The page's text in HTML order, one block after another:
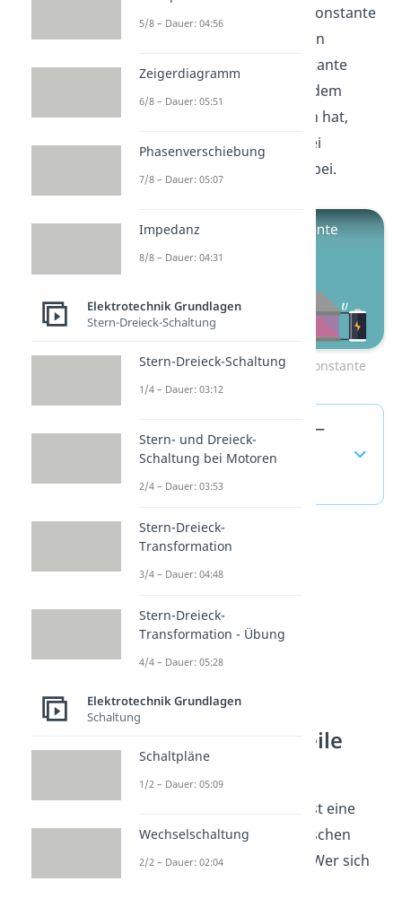
kommt die Dielektrizitätskonstante
ins Spiel. Wenn du wissen
möchtest, was diese Konstante
genau ist und was sie mit dem
Plattenkondensator zu tun hat,
dann schaue unbedingt bei
unserem Beitrag dazu vorbei.
Zum Video: Dielektrizitätskonstante
Elektrische Kapazität —
häufigste Fragen
(ausklappen)
Elektrische Bauteile
verstehen
Die elektrische Kapazität ist eine
wichtige Größe bei elektrischen
Bauteilen in Schaltungen. Wer sich
5/8 – Dauer: 04:56
Zeigerdiagramm
6/8 – Dauer: 05:51
Phasenverschiebung
7/8 – Dauer: 05:07
Impedanz
8/8 – Dauer: 04:31
Elektrotechnik Grundlagen
Stern-Dreieck-Schaltung
Stern-Dreieck-Schaltung
1/4 – Dauer: 03:12
Stern- und Dreieck-
Schaltung bei Motoren
2/4 – Dauer: 03:53
Stern-Dreieck-
Transformation
3/4 – Dauer: 04:48
Stern-Dreieck-
Transformation - Übung
4/4 – Dauer: 05:28
Elektrotechnik Grundlagen
Schaltung
Schaltpläne
1/2 – Dauer: 05:09
Wechselschaltung
2/2 – Dauer: 02:04